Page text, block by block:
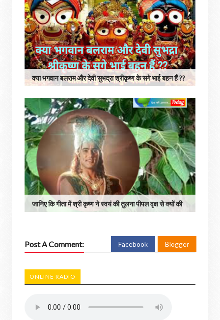
क्या भगवान बलराम और देवी सुभद्रा श्रीकृष्ण के सगे भाई बहन हैं ??
जानिए कि गीता में श्री कृष्ण ने स्वयं की तुलना पीपल वृक्ष से क्यों की
Post A Comment: Facebook Blogger
ONLINE RADIO